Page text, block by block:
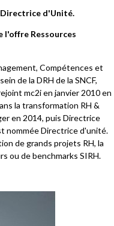
Directrice d'Unité.
l'offre Ressources
Compétences et
de la DRH de la SNCF,
mc2i en janvier 2010 en
la transformation RH &
en 2014, puis Directrice
nommée Directrice d'unité.
de grands projets RH, la
ou de benchmarks SIRH.